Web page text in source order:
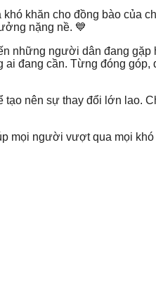
khăn cho đồng bào của
nặng nề. 💙
những người dân đang
đang cần. Từng đóng góp,
nên sự thay đổi lớn lao.
mọi người vượt qua mọi